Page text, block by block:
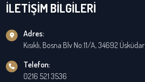
İLETİŞİM BİLGİLERİ
Adres:
Kısıklı, Bosna Blv No:11/A, 34692 Üsküdar
Telefon:
0216 521 3536